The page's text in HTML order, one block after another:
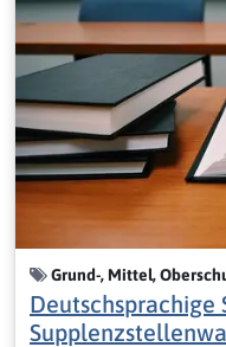
Grund-, Mittel,
Deutschsprachige